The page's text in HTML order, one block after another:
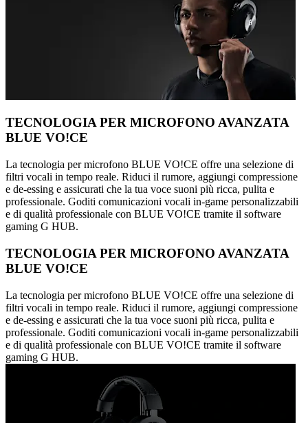
TECNOLOGIA PER MICROFONO AVANZATA
BLUE VO!CE
La tecnologia per microfono BLUE VO!CE offre una selezione di
filtri vocali in tempo reale. Riduci il rumore, aggiungi compressione
e de-essing e assicurati che la tua voce suoni più ricca, pulita e
professionale. Goditi comunicazioni vocali in-game personalizzabili
e di qualità professionale con BLUE VO!CE tramite il software
gaming G HUB.
TECNOLOGIA PER MICROFONO AVANZATA
BLUE VO!CE
La tecnologia per microfono BLUE VO!CE offre una selezione di
filtri vocali in tempo reale. Riduci il rumore, aggiungi compressione
e de-essing e assicurati che la tua voce suoni più ricca, pulita e
professionale. Goditi comunicazioni vocali in-game personalizzabili
e di qualità professionale con BLUE VO!CE tramite il software
gaming G HUB.